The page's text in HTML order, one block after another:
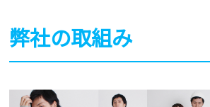
弊社の取組み